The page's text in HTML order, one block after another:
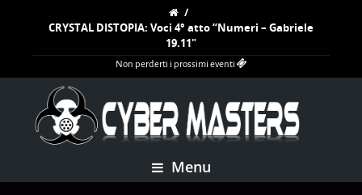
/
CRYSTAL DISTOPIA: Voci 4° atto “Numeri – Gabriele
19.11″
Non perderti i prossimi eventi
Menu